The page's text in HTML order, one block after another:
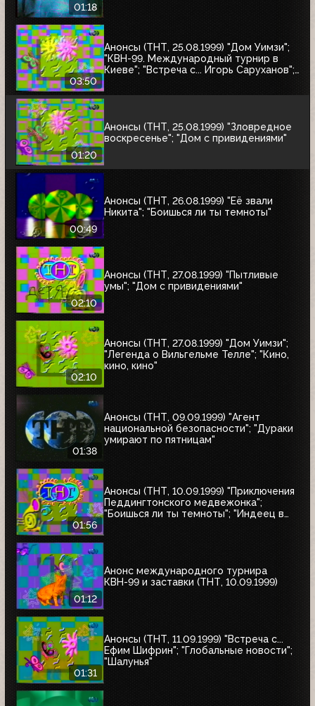
01:18
03:50
Анонсы (ТНТ, 25.08.1999) "Дом Уимзи";
"КВН-99. Международный турнир в
Киеве"; "Встреча с... Игорь Саруханов";
01:20
Анонсы (ТНТ, 25.08.1999) "Зловредное
воскресенье"; "Дом с привидениями"
00:49
Анонсы (ТНТ, 26.08.1999) "Её звали
Никита"; "Боишься ли ты темноты"
02:10
Анонсы (ТНТ, 27.08.1999) "Пытливые
умы"; "Дом с привидениями"
02:10
Анонсы (ТНТ, 27.08.1999) "Дом Уимзи";
"Легенда о Вильгельме Телле"; "Кино,
кино, кино"
01:38
Анонсы (ТНТ, 09.09.1999) "Агент
национальной безопасности"; "Дураки
умирают по пятницам"
01:56
Анонсы (ТНТ, 10.09.1999) "Приключения
Педдингтонского медвежонка";
"Боишься ли ты темноты"; "Индеец в
01:12
Анонс международного турнира
КВН-99 и заставки (ТНТ, 10.09.1999)
01:31
Анонсы (ТНТ, 11.09.1999) "Встреча с...
Ефим Шифрин"; "Глобальные новости";
"Шалунья"